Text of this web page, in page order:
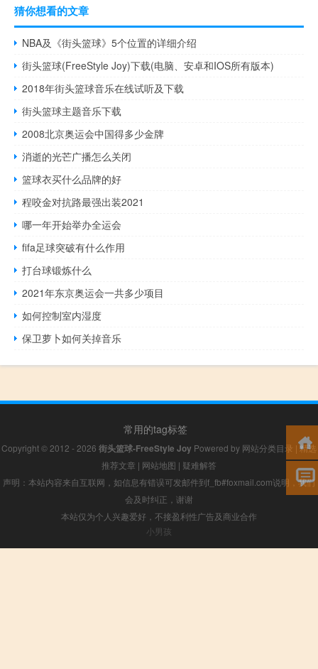
猜你想看的文章
NBA及《街头篮球》5个位置的详细介绍
街头篮球(FreeStyle Joy)下载(电脑、安卓和IOS所有版本)
2018年街头篮球音乐在线试听及下载
街头篮球主题音乐下载
2008北京奥运会中国得多少金牌
消逝的光芒广播怎么关闭
篮球衣买什么品牌的好
程咬金对抗路最强出装2021
哪一年开始举办全运会
fifa足球突破有什么作用
打台球锻炼什么
2021年东京奥运会一共多少项目
如何控制室内湿度
保卫萝卜如何关掉音乐
常用的tag标签
Copyright © 2012 - 2026 街头篮球-FreeStyle Joy Powered by 网站分类目录 |精选
推荐文章 | 网站地图 | 疑难解答
声明：本站内容来自互联网，如信息有错误可发邮件到f_fb#foxmail.com说明，我们
会及时纠正，谢谢
本站仅为个人兴趣爱好，不接盈利性广告及商业合作
小男孩